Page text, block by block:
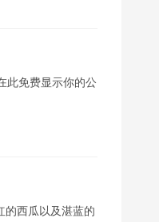
此免费显示你的公
的西瓜以及湛蓝的